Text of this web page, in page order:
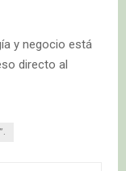
y negocio está
directo al